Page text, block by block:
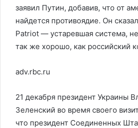
заявил Путин, добавив, что от
найдется противоядие. Он
Patriot — устаревшая система,
так же хорошо, как российский
adv.rbc.ru
21 декабря президент Украины
Зеленский во время своего
что президент Соединенных